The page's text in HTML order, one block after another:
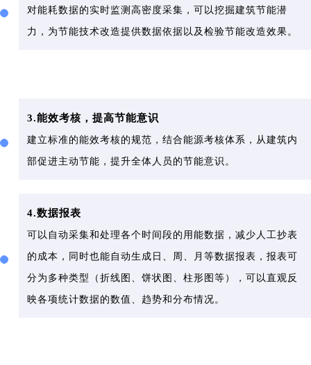
对能耗数据的实时监测高密度采集，可以挖掘建筑节能潜
力，为节能技术改造提供数据依据以及检验节能改造效果。
3.能效考核，提高节能意识
建立标准的能效考核的规范，结合能源考核体系，从建筑内
部促进主动节能，提升全体人员的节能意识。
4.数据报表
可以自动采集和处理各个时间段的用能数据，减少人工抄表
的成本，同时也能自动生成日、周、月等数据报表，报表可
分为多种类型（折线图、饼状图、柱形图等），可以直观反
映各项统计数据的数值、趋势和分布情况。